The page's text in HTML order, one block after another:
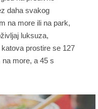
daha svakog
na more ili na park,
luksuza,
prostire se 127
more, a 45 s